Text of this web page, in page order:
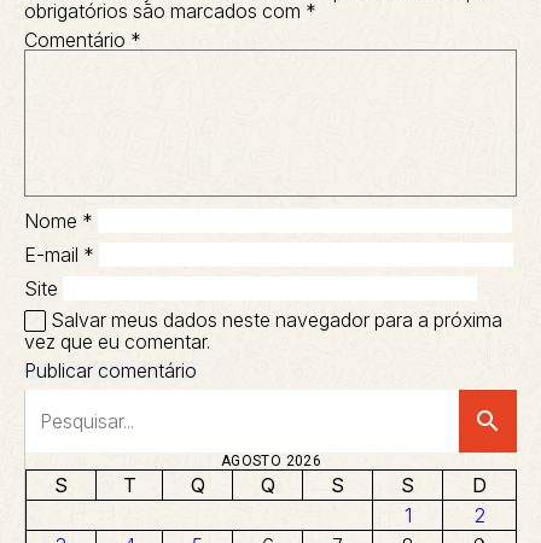
obrigatórios são marcados com *
Comentário *
Nome *
E-mail *
Site
Salvar meus dados neste navegador para a próxima
vez que eu comentar.
search
AGOSTO 2026
S T Q Q S S
D
1
2